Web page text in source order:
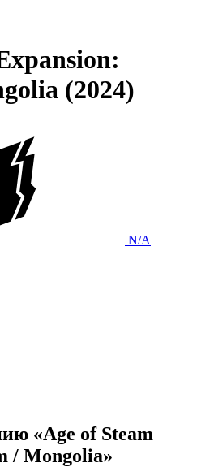
(2024)
N/A
«Age of Steam
/ Mongolia»